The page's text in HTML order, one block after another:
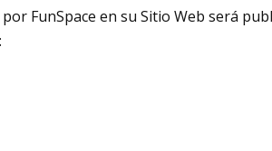
FunSpace en su Sitio Web será